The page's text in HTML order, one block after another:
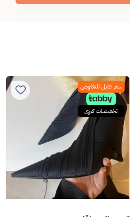
سعر قابل للتفاوض
تخفيضات كبرى